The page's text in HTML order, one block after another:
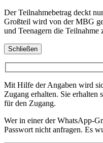
Der Teilnahmebetrag deckt
Großteil wird von der MBG
und Teenagern die Teilnahme
Schließen
Mit Hilfe der Angaben wird
Zugang erhalten. Sie erhalten
für den Zugang.
Wer in einer der WhatsApp-
Passwort nicht anfragen. Es